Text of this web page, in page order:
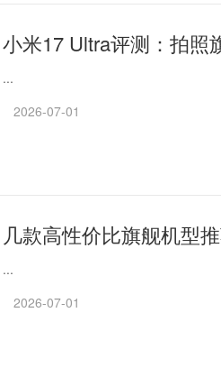
小米17 Ultra评测：拍照
...
2026-07-01
几款高性价比旗舰机型
...
2026-07-01